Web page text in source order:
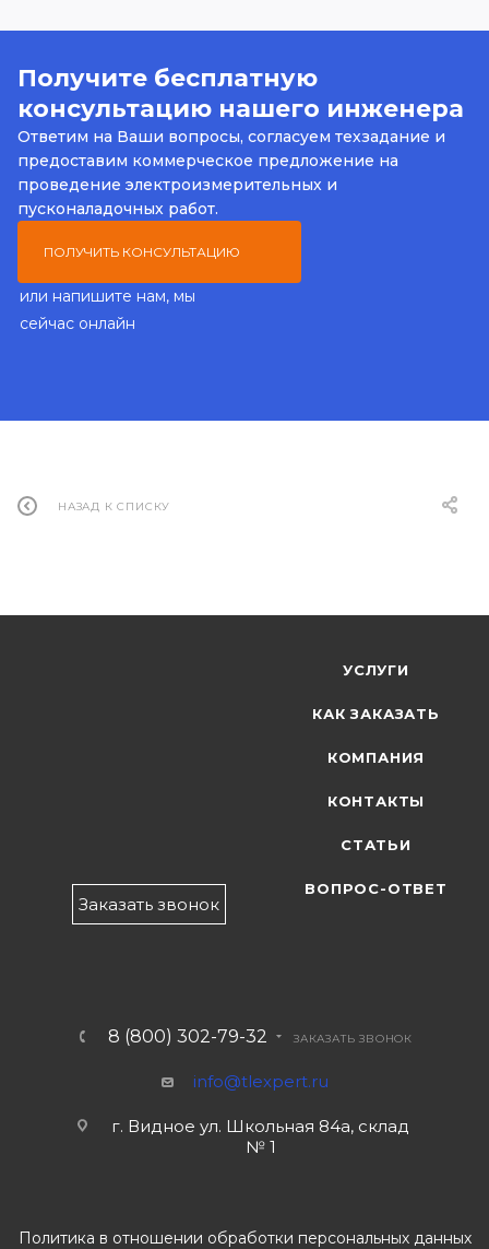
Получите бесплатную
консультацию нашего инженера
Ответим на Ваши вопросы, согласуем техзадание и
предоставим коммерческое предложение на
проведение электроизмерительных и
пусконаладочных работ.
ПОЛУЧИТЬ КОНСУЛЬТАЦИЮ
или напишите нам, мы
сейчас онлайн
НАЗАД К СПИСКУ
Заказать звонок
УСЛУГИ
КАК ЗАКАЗАТЬ
КОМПАНИЯ
КОНТАКТЫ
СТАТЬИ
ВОПРОС-ОТВЕТ
8 (800) 302-79-32 ЗАКАЗАТЬ ЗВОНОК
info@tlexpert.ru
г. Видное ул. Школьная 84а, склад
№ 1
Политика в отношении обработки персональных данных